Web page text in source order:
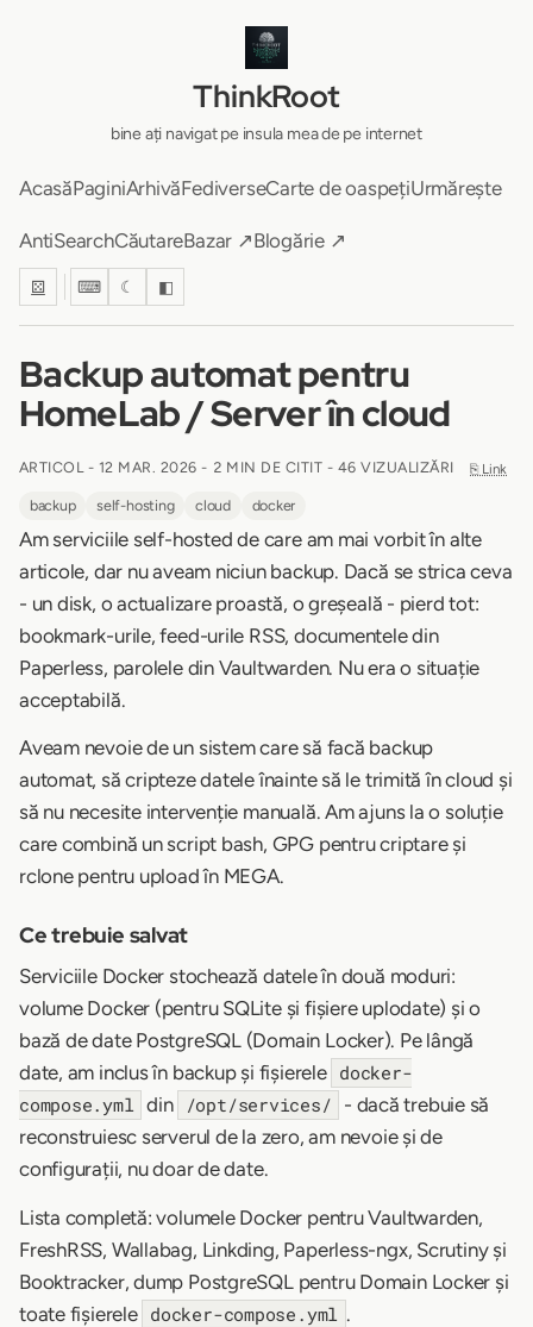
ThinkRoot
bine ați navigat pe insula mea de pe internet
AcasăPaginiArhivăFediverseCarte de oaspețiUrmărește
AntiSearchCăutareBazar ↗Blogărie ↗
⚄ ⌨ ☾ ◧
Backup automat pentru
HomeLab / Server în cloud
ARTICOL - 12 MAR. 2026 - 2 MIN DE CITIT - 46 VIZUALIZĂRI ⎘ Link
backup self-hosting cloud docker
Am serviciile self-hosted de care am mai vorbit în alte
articole, dar nu aveam niciun backup. Dacă se strica ceva
- un disk, o actualizare proastă, o greșeală - pierd tot:
bookmark-urile, feed-urile RSS, documentele din
Paperless, parolele din Vaultwarden. Nu era o situație
acceptabilă.
Aveam nevoie de un sistem care să facă backup
automat, să cripteze datele înainte să le trimită în cloud și
să nu necesite intervenție manuală. Am ajuns la o soluție
care combină un script bash, GPG pentru criptare și
rclone pentru upload în MEGA.
Ce trebuie salvat
Serviciile Docker stochează datele în două moduri:
volume Docker (pentru SQLite și fișiere uplodate) și o
bază de date PostgreSQL (Domain Locker). Pe lângă
date, am inclus în backup și fișierele docker-
compose.yml din /opt/services/
- dacă trebuie să
reconstruiesc serverul de la zero, am nevoie și de
configurații, nu doar de date.
Lista completă: volumele Docker pentru Vaultwarden,
FreshRSS, Wallabag, Linkding, Paperless-ngx, Scrutiny și
Booktracker, dump PostgreSQL pentru Domain Locker și
toate fișierele docker-compose.yml .